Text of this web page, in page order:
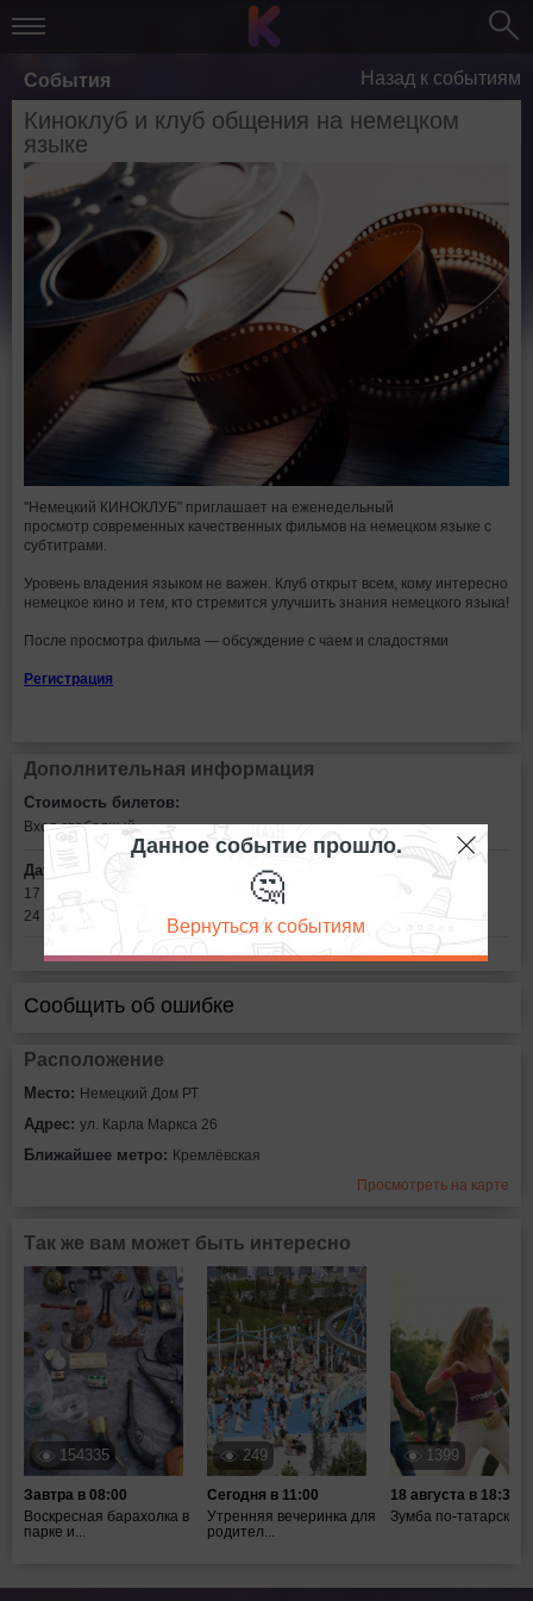
События Назад к событиям
Киноклуб и клуб общения на немецком
языке
"Немецкий КИНОКЛУБ" приглашает на еженедельный
просмотр современных качественных фильмов на немецком языке с
субтитрами.
Уровень владения языком не важен. Клуб открыт всем, кому интересно
немецкое кино и тем, кто стремится улучшить знания немецкого языка!
После просмотра фильма — обсуждение с чаем и сладостями
Регистрация
Дополнительная информация
Стоимость билетов:
Вход свободный
Дата:
17 марта в 16:00
24 марта в 16:00
Сообщить об ошибке
Расположение
Место: Немецкий Дом РТ
Адрес: ул. Карла Маркса 26
Ближайшее метро: Кремлёвская
Просмотреть на карте
Так же вам может быть интересно
154335
Завтра в 08:00
Воскресная барахолка в
парке и...
249
Сегодня в 11:00
Утренняя вечеринка для
родител...
1399
18 августа в 18:30
Зумба по-татарски
Данное событие прошло.
🤔
Вернуться к событиям